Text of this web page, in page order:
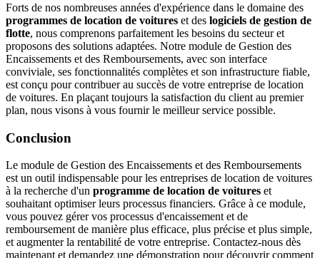
Forts de nos nombreuses années d'expérience dans le domaine des
programmes de location de voitures et des logiciels de gestion de
flotte, nous comprenons parfaitement les besoins du secteur et
proposons des solutions adaptées. Notre module de Gestion des
Encaissements et des Remboursements, avec son interface
conviviale, ses fonctionnalités complètes et son infrastructure fiable,
est conçu pour contribuer au succès de votre entreprise de location
de voitures. En plaçant toujours la satisfaction du client au premier
plan, nous visons à vous fournir le meilleur service possible.
Conclusion
Le module de Gestion des Encaissements et des Remboursements
est un outil indispensable pour les entreprises de location de voitures
à la recherche d'un programme de location de voitures et
souhaitant optimiser leurs processus financiers. Grâce à ce module,
vous pouvez gérer vos processus d'encaissement et de
remboursement de manière plus efficace, plus précise et plus simple,
et augmenter la rentabilité de votre entreprise. Contactez-nous dès
maintenant et demandez une démonstration pour découvrir comment